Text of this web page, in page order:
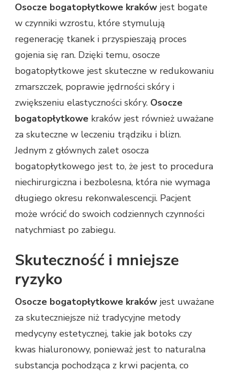
Osocze bogatopłytkowe kraków jest bogate
w czynniki wzrostu, które stymulują
regenerację tkanek i przyspieszają proces
gojenia się ran. Dzięki temu, osocze
bogatopłytkowe jest skuteczne w redukowaniu
zmarszczek, poprawie jędrności skóry i
zwiększeniu elastyczności skóry. Osocze
bogatopłytkowe kraków jest również uważane
za skuteczne w leczeniu trądziku i blizn.
Jednym z głównych zalet osocza
bogatopłytkowego jest to, że jest to procedura
niechirurgiczna i bezbolesna, która nie wymaga
długiego okresu rekonwalescencji. Pacjent
może wrócić do swoich codziennych czynności
natychmiast po zabiegu.
Skuteczność i mniejsze
ryzyko
Osocze bogatopłytkowe kraków jest uważane
za skuteczniejsze niż tradycyjne metody
medycyny estetycznej, takie jak botoks czy
kwas hialuronowy, ponieważ jest to naturalna
substancja pochodząca z krwi pacjenta, co